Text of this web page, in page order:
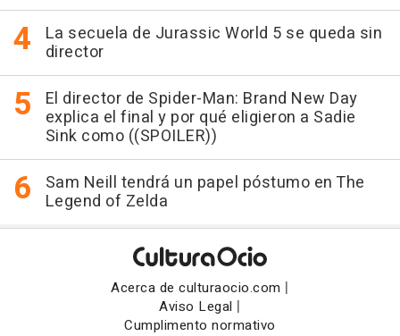
La secuela de Jurassic World 5 se queda sin
director
El director de Spider-Man: Brand New Day
explica el final y por qué eligieron a Sadie
Sink como ((SPOILER))
Sam Neill tendrá un papel póstumo en The
Legend of Zelda
Acerca de culturaocio.com |
Aviso Legal |
Cumplimento normativo